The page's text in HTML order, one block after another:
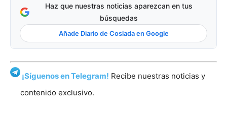
Haz que nuestras noticias aparezcan en tus
búsquedas
Añade Diario de Coslada en Google
¡Síguenos en Telegram! Recibe nuestras noticias y
contenido exclusivo.